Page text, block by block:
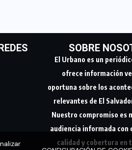
SOBRE
El Urbano es un
ofrece información
oportuna sobre los
relevantes de El
Nuestro compromiso es
audiencia informada con
calidad y cobertura en